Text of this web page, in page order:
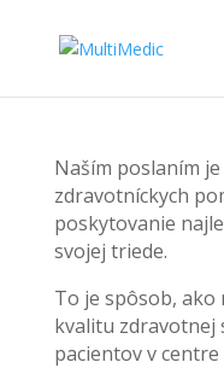
Naším poslaním
zdravotníckych
poskytovanie
svojej triede.
To je spôsob, ako
kvalitu zdravotnej
pacientov v